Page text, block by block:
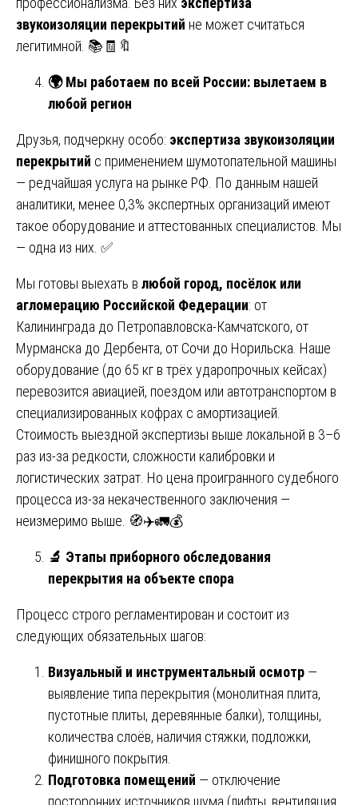
звукоизоляции перекрытий не может считаться
легитимной. 📚🧾🔖
🌍Мы работаем по всей России: вылетаем в
любой регион
Друзья, подчеркну особо: экспертиза звукоизоляции
перекрытий с применением шумотопательной машины
— редчайшая услуга на рынке РФ. По данным нашей
аналитики, менее 0,3% экспертных организаций имеют
такое оборудование и аттестованных специалистов. Мы
— одна из них. ✅
Мы готовы выехать в любой город, посёлок или
агломерацию Российской Федерации: от
Калининграда до Петропавловска-Камчатского, от
Мурманска до Дербента, от Сочи до Норильска. Наше
оборудование (до 65 кг в трёх ударопрочных кейсах)
перевозится авиацией, поездом или автотранспортом в
специализированных кофрах с амортизацией.
Стоимость выездной экспертизы выше локальной в 3–6
раз из-за редкости, сложности калибровки и
логистических затрат. Но цена проигранного судебного
процесса из-за некачественного заключения —
неизмеримо выше. 🧭✈️🚛💰
🔬 Этапы приборного обследования
перекрытия на объекте спора
Процесс строго регламентирован и состоит из
следующих обязательных шагов:
Визуальный и инструментальный осмотр —
выявление типа перекрытия (монолитная плита,
пустотные плиты, деревянные балки), толщины,
количества слоёв, наличия стяжки, подложки,
финишного покрытия.
Подготовка помещений — отключение
посторонних источников шума (лифты, вентиляция,